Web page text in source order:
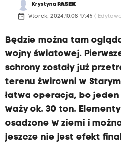
Krystyna PASEK
date_range Wtorek, 2024.10.08 17:45 (
Będzie można tam
wojny światowej.
schrony zostały już
terenu żwirowni w Starym
łatwa operacja, bo
waży ok. 30 ton.
osadzone w ziemi i
jeszcze nie jest efekt